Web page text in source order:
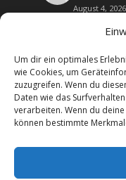
Um dir ein optimales
wie Cookies, um
zuzugreifen. Wenn du
Daten wie das
verarbeiten. Wenn du
können bestimmte
August 4, 2026
Copyright 2026 |